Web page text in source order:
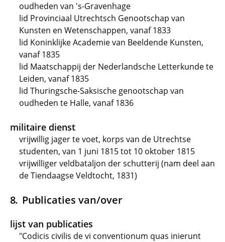
oudheden van 's-Gravenhage
lid Provinciaal Utrechtsch Genootschap van
Kunsten en Wetenschappen, vanaf 1833
lid Koninklijke Academie van Beeldende Kunsten,
vanaf 1835
lid Maatschappij der Nederlandsche Letterkunde te
Leiden, vanaf 1835
lid Thuringsche-Saksische genootschap van
oudheden te Halle, vanaf 1836
militaire dienst
vrijwillig jager te voet, korps van de Utrechtse
studenten, van 1 juni 1815 tot 10 oktober 1815
vrijwilliger veldbataljon der schutterij (nam deel aan
de Tiendaagse Veldtocht, 1831)
Publicaties van/over
lijst van publicaties
"Codicis civilis de vi conventionum quas inierunt